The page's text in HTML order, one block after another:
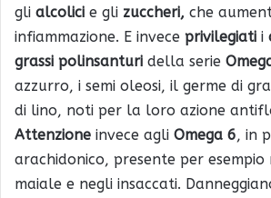
gli alcolici e gli zuccheri, che
infiammazione. E invece privilegiati i
grassi polinsanturi della serie
azzurro, i semi oleosi, il germe di
di lino, noti per la loro azione
Attenzione invece agli Omega 6, in
arachidonico, presente per
maiale e negli insaccati.